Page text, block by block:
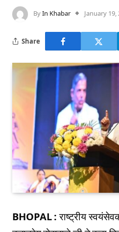
ByIn Khabar January 19,
Share
BHOPAL :राष्ट्रीय